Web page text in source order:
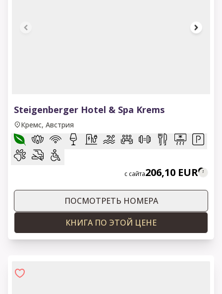
Steigenberger Hotel & Spa Krems
Кремс, Австрия
с сайта206,10 EUR
ПОСМОТРЕТЬ НОМЕРА
КНИГА ПО ЭТОЙ ЦЕНЕ